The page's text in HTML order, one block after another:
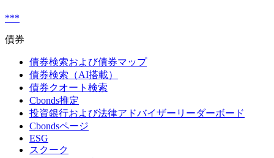
***
債券
債券検索および債券マップ
債券検索（AI搭載）
債券クオート検索
Cbonds推定
投資銀行および法律アドバイザーリーダーボード
Cbondsページ
ESG
スクーク